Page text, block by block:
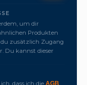
um dir
Produkten
zusätzlich Zugang
Du kannst dieser
dass ich die AGB